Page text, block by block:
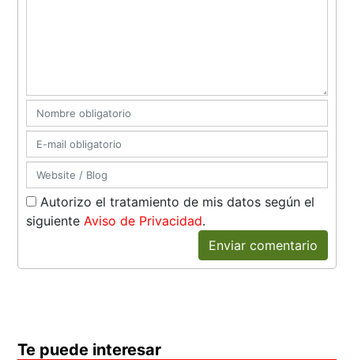
Autorizo el tratamiento de mis datos según el
siguiente Aviso de Privacidad.
Enviar comentario
Te puede interesar